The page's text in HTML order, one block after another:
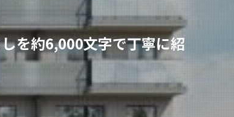
を約6,000文字で丁寧に紹